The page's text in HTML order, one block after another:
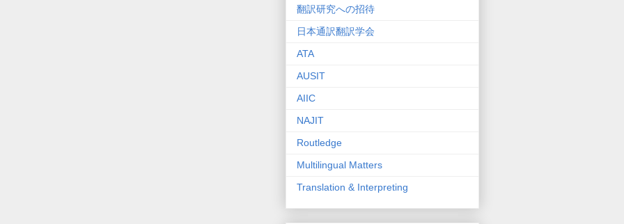
翻訳研究への招待
日本通訳翻訳学会
ATA
AUSIT
AIIC
NAJIT
Routledge
Multilingual Matters
Translation & Interpreting